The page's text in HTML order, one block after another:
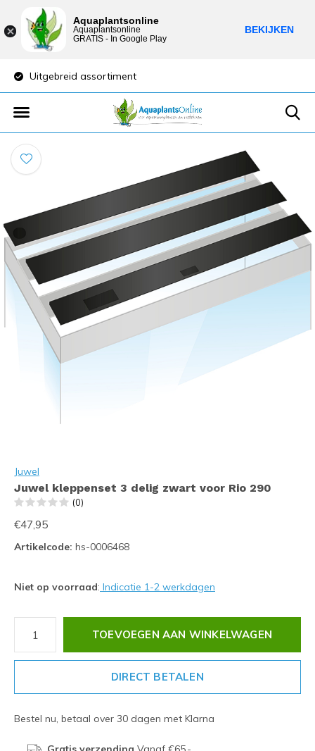
Uitgebreid assortiment
Juwel
Juwel kleppenset 3 delig zwart voor Rio 290
(0)
€47,95
Artikelcode: hs-0006468
Niet op voorraad: Indicatie 1-2 werkdagen
TOEVOEGEN AAN WINKELWAGEN
DIRECT BETALEN
Bestel nu, betaal over 30 dagen met Klarna
Aquaplantsonline
Aquaplantsonline
GRATIS - In Google Play
BEKIJKEN